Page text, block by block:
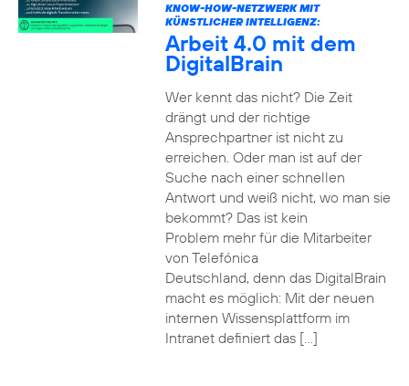
KNOW-HOW-NETZWERK MIT
KÜNSTLICHER INTELLIGENZ:
Arbeit 4.0 mit dem
DigitalBrain
Wer kennt das nicht? Die Zeit
drängt und der richtige
Ansprechpartner ist nicht zu
erreichen. Oder man ist auf der
Suche nach einer schnellen
Antwort und weiß nicht, wo man sie
bekommt? Das ist kein
Problem mehr für die Mitarbeiter
von Telefónica
Deutschland, denn das DigitalBrain
macht es möglich: Mit der neuen
internen Wissensplattform im
Intranet definiert das […]